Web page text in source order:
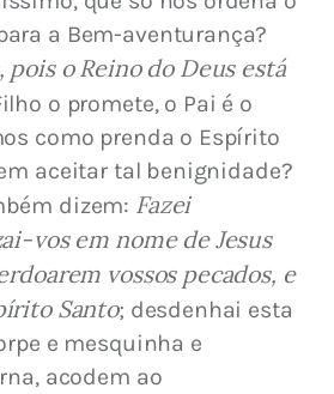
a Bem-aventurança?
o Reino do Deus está
o promete, o Pai é o
como prenda o Espírito
aceitar tal benignidade?
dizem: Fazei
vos em nome de Jesus
vossos pecados, e
Santo; desdenhai esta
e mesquinha e
acodem ao